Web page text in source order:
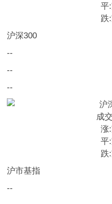
平:
跌:
沪深300
--
--
--
成
涨:
平:
跌:
沪市基指
--